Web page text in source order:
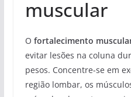
muscular
O fortalecimento
evitar lesões na coluna
pesos. Concentre-se em
região lombar, os